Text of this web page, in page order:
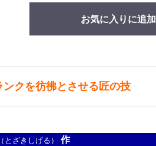
お気に入りに追加
クを彷彿とさせる匠の技
（とざきしげる）作